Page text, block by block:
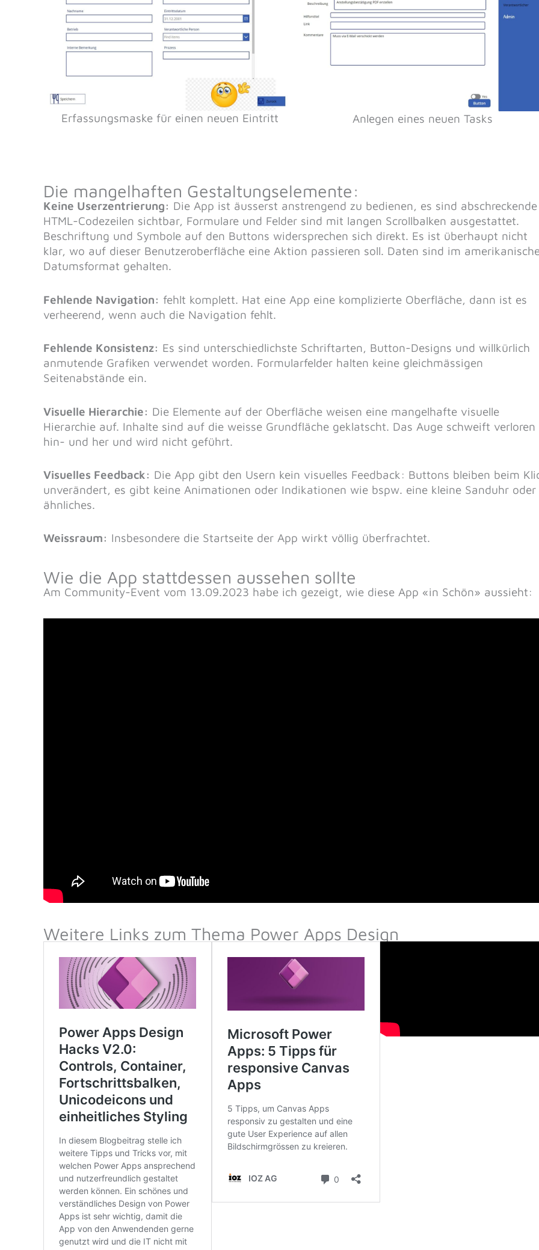
Erfassungsmaske für einen neuen Eintritt Anlegen eines neuen Tasks
Die mangelhaften Gestaltungselemente:
Keine Userzentrierung: Die App ist äusserst anstrengend zu bedienen, es sind abschreckende
HTML-Codezeilen sichtbar, Formulare und Felder sind mit langen Scrollbalken ausgestattet.
Beschriftung und Symbole auf den Buttons widersprechen sich direkt. Es ist überhaupt nicht
klar, wo auf dieser Benutzeroberfläche eine Aktion passieren soll. Daten sind im
Datumsformat gehalten.
Fehlende Navigation: fehlt komplett. Hat eine App eine komplizierte Oberfläche, dann ist es
verheerend, wenn auch die Navigation fehlt.
Fehlende Konsistenz: Es sind unterschiedlichste Schriftarten, Button-Designs und willkürlich
anmutende Grafiken verwendet worden. Formularfelder halten keine gleichmässigen
Seitenabstände ein.
Visuelle Hierarchie: Die Elemente auf der Oberfläche weisen eine mangelhafte visuelle
Hierarchie auf. Inhalte sind auf die weisse Grundfläche geklatscht. Das Auge schweift verloren
hin- und her und wird nicht geführt.
Visuelles Feedback: Die App gibt den Usern kein visuelles Feedback: Buttons bleiben beim
unverändert, es gibt keine Animationen oder Indikationen wie bspw. eine kleine Sanduhr oder
ähnliches.
Weissraum: Insbesondere die Startseite der App wirkt völlig überfrachtet.
Wie die App stattdessen aussehen sollte
Am Community-Event vom 13.09.2023 habe ich gezeigt, wie diese App «in Schön» aussieht:
Weitere Links zum Thema Power Apps Design